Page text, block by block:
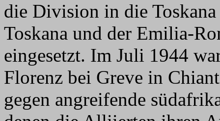
die Division in die
Toskana und der Emilia-
eingesetzt. Im Juli 1944
Florenz bei Greve in
gegen angreifende